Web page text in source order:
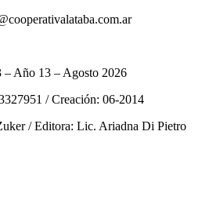
– Año 13 – Agosto 2026
/ Creación: 06-2014
/ Editora: Lic. Ariadna Di Pietro